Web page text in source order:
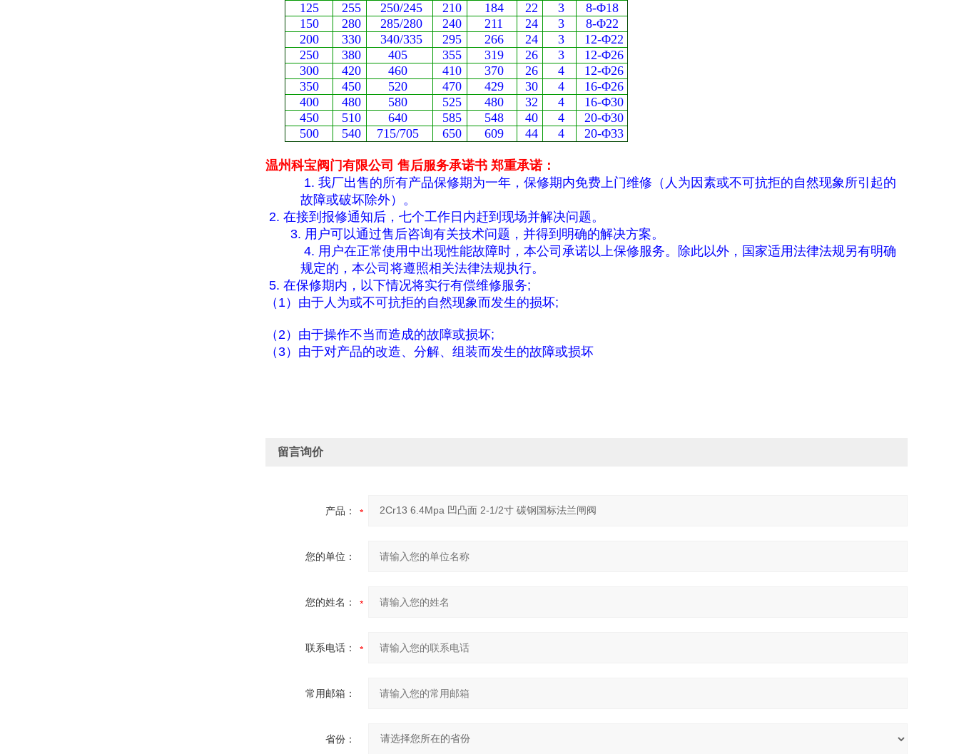
125
255 250/245 210 184 22 3
8-Φ18
150
280 285/280 240 211 24 3
8-Φ22
200
330 340/335 295 266 24 3
12-Φ22
250
380 405 355 319 26 3
12-Φ26
300
420 460 410 370 26 4
12-Φ26
350
450 520 470 429 30 4
16-Φ26
400
480 580 525 480 32 4
16-Φ30
450
510 640 585 548 40 4
20-Φ30
500
540 715/705 650 609 44 4 20-Φ33
温州科宝阀门有限公司 售后服务承诺书 郑重承诺：
1. 我厂出售的所有产品保修期为一年，保修期内免费上门维修（人为因素或不可抗拒的自然现象所引起的
故障或破坏除外）。
2. 在接到报修通知后，七个工作日内赶到现场并解决问题。
3. 用户可以通过售后咨询有关技术问题，并得到明确的解决方案。
4. 用户在正常使用中出现性能故障时，本公司承诺以上保修服务。除此以外，国家适用法律法规另有明确
规定的，本公司将遵照相关法律法规执行。
5. 在保修期内，以下情况将实行有偿维修服务;
（ 1）由于人为或不可抗拒的自然现象而发生的损坏;
（2）由于操作不当而造成的故障或损坏;
（3）由于对产品的改造、分解、组装而发生的故障或损坏
留言询价
产品：
您的单位：
您的姓名：
联系电话：
常用邮箱：
省份：